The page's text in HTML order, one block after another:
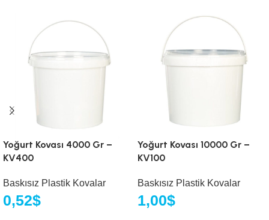
Yoğurt Kovası 4000 Gr –
KV400
Baskısız Plastik Kovalar
0,52$
Yoğurt Kovası 10000 Gr –
KV100
Baskısız Plastik Kovalar
1,00$